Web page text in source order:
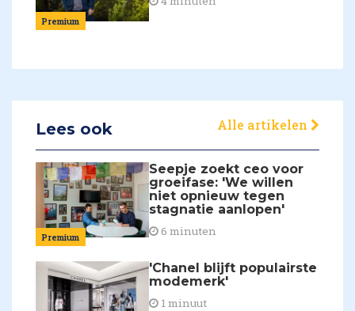
Premium
Lees ook Alle artikelen
Premium
Seepje zoekt ceo voor
groeifase: 'We willen
niet opnieuw tegen
stagnatie aanlopen'
6 minuten
'Chanel blijft populairste
modemerk'
1 minuut